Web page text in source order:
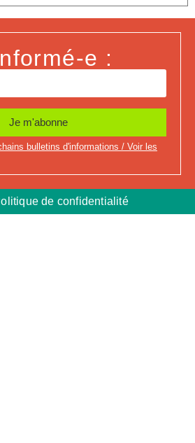
e :
Je m'abonne
bulletins d'informations / Voir les
de confidentialité